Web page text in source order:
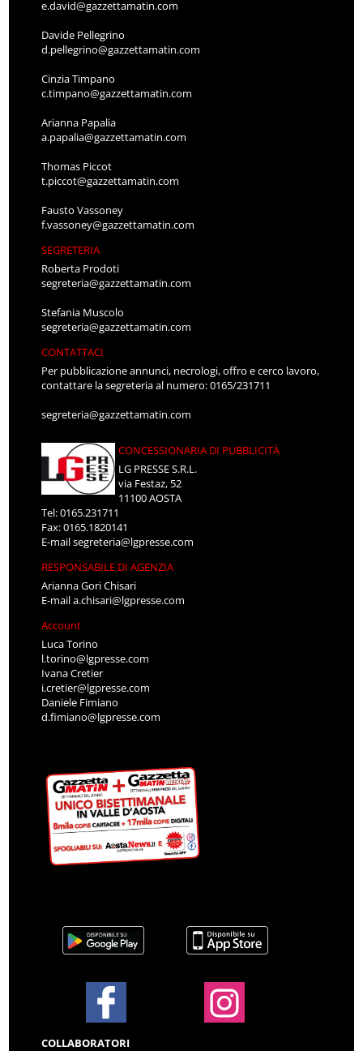
e.david@gazzettamatin.com
Davide Pellegrino
d.pellegrino@gazzettamatin.com
Cinzia Timpano
c.timpano@gazzettamatin.com
Arianna Papalia
a.papalia@gazzettamatin.com
Thomas Piccot
t.piccot@gazzettamatin.com
Fausto Vassoney
f.vassoney@gazzettamatin.com
SEGRETERIA
Roberta Prodoti
segreteria@gazzettamatin.com
Stefania Muscolo
segreteria@gazzettamatin.com
CONTATTACI
Per pubblicazione annunci, necrologi, offro e cerco lavoro,
contattare la segreteria al numero: 0165/231711
segreteria@gazzettamatin.com
CONCESSIONARIA DI PUBBLICITÀ
LG PRESSE S.R.L.
via Festaz, 52
11100 AOSTA
Tel: 0165.231711
Fax: 0165.1820141
E-mailsegreteria@lgpresse.com
RESPONSABILE DI AGENZIA
Arianna Gori Chisari
E-maila.chisari@lgpresse.com
Account
Luca Torino
l.torino@lgpresse.com
Ivana Cretier
i.cretier@lgpresse.com
Daniele Fimiano
d.fimiano@lgpresse.com
COLLABORATORI